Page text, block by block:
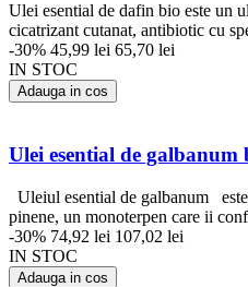
Ulei esential de dafin bio este un
cicatrizant cutanat, antibiotic cu
-30% 45,99 lei 65,70 lei
IN STOC
Adauga in cos
Ulei esential de galbanum
Uleiul esential de galbanum
pinene, un monoterpen care ii
-30% 74,92 lei 107,02 lei
IN STOC
Adauga in cos